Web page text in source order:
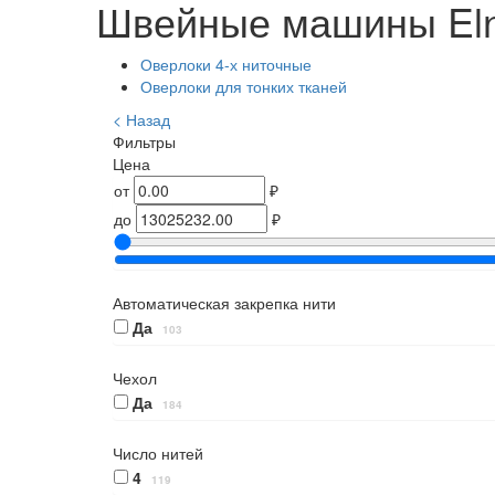
Швейные машины
Оверлоки 4-х ниточные
Оверлоки для тонких тканей
< Назад
Фильтры
Цена
от
₽
до
₽
Автоматическая закрепка нити
Да
103
Чехол
Да
184
Число нитей
4
119